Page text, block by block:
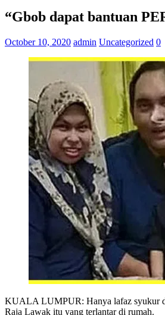
“Gbob dapat bantuan
October 10, 2020 admin Uncategorized 0
KUALA LUMPUR: Hanya lafaz syukur
Raja Lawak itu yang terlantar di rumah.